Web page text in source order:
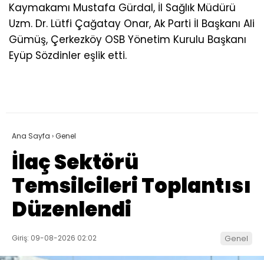
Kaymakamı Mustafa Gürdal, İl Sağlık Müdürü
Uzm. Dr. Lütfi Çağatay Onar, Ak Parti İl Başkanı Ali
Gümüş, Çerkezköy OSB Yönetim Kurulu Başkanı
Eyüp Sözdinler eşlik etti.
Ana Sayfa ›Genel
İlaç Sektörü
Temsilcileri Toplantısı
Düzenlendi
Giriş: 09-08-2026 02:02 Genel